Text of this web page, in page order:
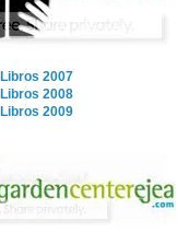
Libros 2007
Libros 2008
Libros 2009